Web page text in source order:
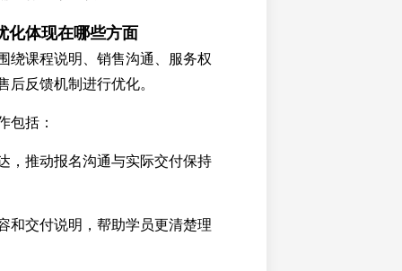
化体现在哪些方面
绕课程说明、销售沟通、服务权
后反馈机制进行优化。
包括：
，推动报名沟通与实际交付保持
和交付说明，帮助学员更清楚理